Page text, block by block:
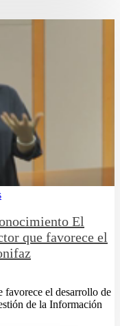
El
que favorece el
favorece el desarrollo de
de la Información